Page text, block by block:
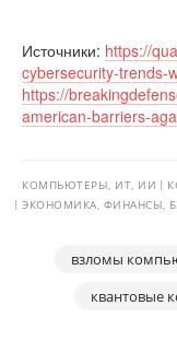
Источники: https://
cybersecurity-trends-
https://
american-barriers-
КОМПЬЮТЕРЫ, ИТ, ИИ
ЭКОНОМИКА, ФИНАНСЫ,
взломы
квантовые